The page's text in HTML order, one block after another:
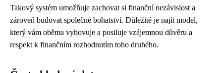
Takový systém umožňuje zachovat si finanční nezávislost a
zároveň budovat společné bohatství. Důležité je najít model,
který vám oběma vyhovuje a posiluje vzájemnou důvěru a
respekt k finančním rozhodnutím toho druhého.